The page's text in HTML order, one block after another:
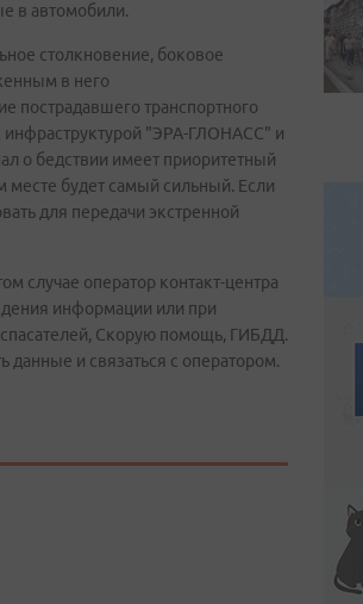
в автомобили.
столкновение, боковое
в него
пострадавшего транспортного
инфраструктурой "ЭРА-ГЛОНАСС" и
о бедствии имеет приоритетный
месте будет самый сильный. Если
для передачи экстренной
случае оператор контакт-центра
информации или при
спасателей, Скорую помощь, ГИБДД.
данные и связаться с оператором.